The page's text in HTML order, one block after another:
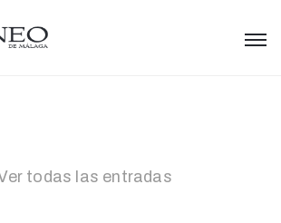
todas las entradas